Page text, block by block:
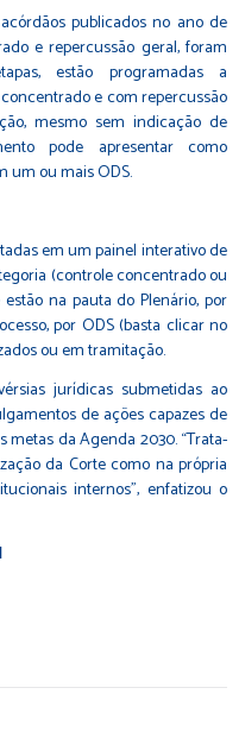
publicados no ano de
e repercussão geral, foram
estão programadas a
e com repercussão
mesmo sem indicação de
pode apresentar como
um ou mais ODS.
em um painel interativo de
(controle concentrado ou
na pauta do Plenário, por
por ODS (basta clicar no
ou em tramitação.
jurídicas submetidas ao
de ações capazes de
metas da Agenda 2030. “Trata-
da Corte como na própria
internos”, enfatizou o